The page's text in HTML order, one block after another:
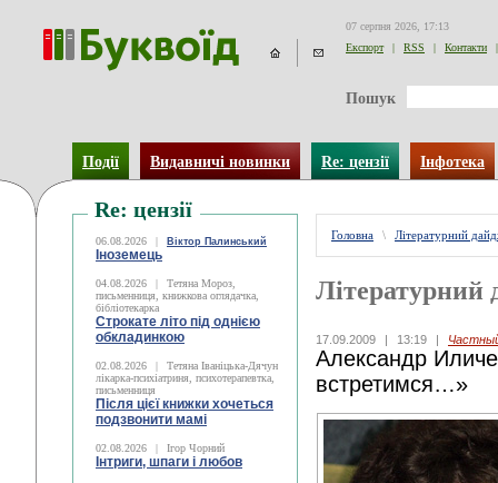
07 серпня 2026, 17:13
Експорт
| RSS | Контакти |
Пошук
Події Видавничі новинки Re: цензії Інфотека
Re: цензії
06.08.2026 | Віктор Палинський
Іноземець
04.08.2026 |
Тетяна Мороз,
письменниця, книжкова оглядачка,
бібліотекарка
Строкате літо під однією
обкладинкою
02.08.2026 |
Тетяна Іваніцька-Дячун
лікарка-психіатриня, психотерапевтка,
письменниця
Після цієї книжки хочеться
подзвонити мамі
02.08.2026 | Ігор Чорний
Інтриги, шпаги і любов
Головна \ Літературний
Літературний
17.09.2009 | 13:19 |
Александр
встретимся…»